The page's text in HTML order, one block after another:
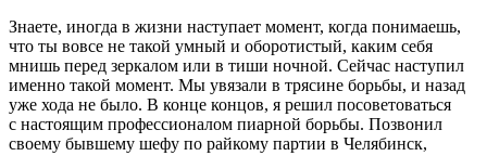
Знаете, иногда в жизни наступает момент, когда понимаешь,
что ты вовсе не такой умный и оборотистый, каким себя
мнишь перед зеркалом или в тиши ночной. Сейчас наступил
именно такой момент. Мы увязали в трясине борьбы, и назад
уже хода не было. В конце концов, я решил посоветоваться
с настоящим профессионалом пиарной борьбы. Позвонил
своему бывшему шефу по райкому партии в Челябинск,